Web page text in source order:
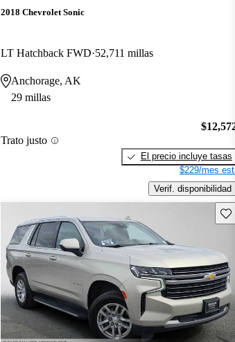
2018 Chevrolet Sonic
LT Hatchback FWD 52,711 millas
Anchorage, AK
29 millas
Trato justo
El precio incluye tasas
$229/mes
Verif. disponibilidad